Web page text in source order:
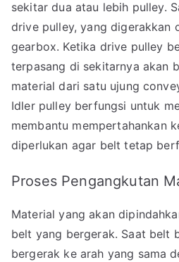
sekitar dua atau lebih pulley.
drive pulley, yang digerakkan
gearbox. Ketika drive pulley
terpasang di sekitarnya akan
material dari satu ujung
Idler pulley berfungsi untuk
membantu mempertahankan
diperlukan agar belt tetap
Proses Pengangkutan
Material yang akan
belt yang bergerak. Saat belt
bergerak ke arah yang sama